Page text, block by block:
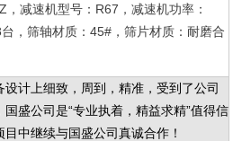
减速机型号：R67，减速机功率：
，筛轴材质：45#，筛片材质：耐磨合
设计上细致，周到，精准，受到了公司
盛公司是“专业执着，精益求精”值得信
中继续与国盛公司真诚合作！